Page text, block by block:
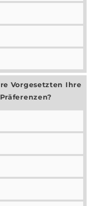
Vorgesetzten Ihre